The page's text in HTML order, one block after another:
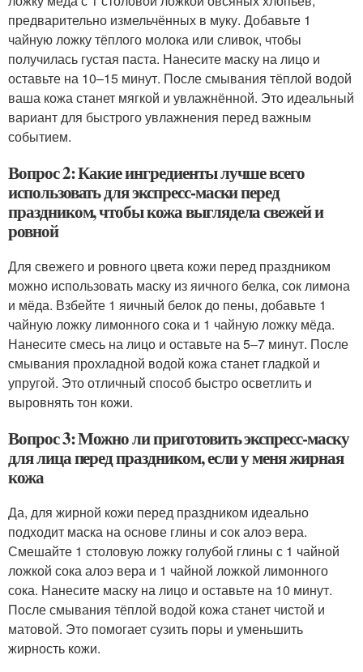
предварительно измельчённых в муку. Добавьте 1
чайную ложку тёплого молока или сливок, чтобы
получилась густая паста. Нанесите маску на лицо и
оставьте на 10–15 минут. После смывания тёплой водой
ваша кожа станет мягкой и увлажнённой. Это идеальный
вариант для быстрого увлажнения перед важным
событием.
Вопрос 2: Какие ингредиенты лучше всего
использовать для экспресс-маски перед
праздником, чтобы кожа выглядела свежей и
ровной
Для свежего и ровного цвета кожи перед праздником
можно использовать маску из яичного белка, сок лимона
и мёда. Взбейте 1 яичный белок до пены, добавьте 1
чайную ложку лимонного сока и 1 чайную ложку мёда.
Нанесите смесь на лицо и оставьте на 5–7 минут. После
смывания прохладной водой кожа станет гладкой и
упругой. Это отличный способ быстро осветлить и
выровнять тон кожи.
Вопрос 3: Можно ли приготовить экспресс-маску
для лица перед праздником, если у меня жирная
кожа
Да, для жирной кожи перед праздником идеально
подходит маска на основе глины и сок алоэ вера.
Смешайте 1 столовую ложку голубой глины с 1 чайной
ложкой сока алоэ вера и 1 чайной ложкой лимонного
сока. Нанесите маску на лицо и оставьте на 10 минут.
После смывания тёплой водой кожа станет чистой и
матовой. Это помогает сузить поры и уменьшить
жирность кожи.